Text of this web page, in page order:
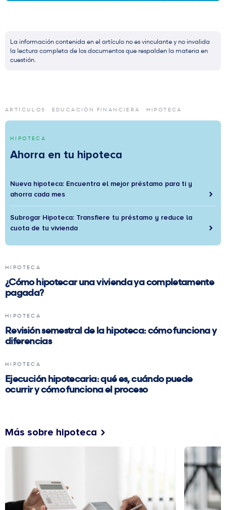
La información contenida en el artículo no es vinculante y no invalida
la lectura completa de los documentos que respalden la materia en
cuestión.
ARTÍCULOS EDUCACIÓN FINANCIERA HIPOTECA
HIPOTECA
Ahorra en tu hipoteca
Nueva hipoteca: Encuentra el mejor préstamo para ti y
ahorra cada mes
Subrogar Hipoteca: Transfiere tu préstamo y reduce la
cuota de tu vivienda
HIPOTECA
¿Cómo hipotecar una vivienda ya completamente
pagada?
HIPOTECA
Revisión semestral de la hipoteca: cómo funciona y
diferencias
HIPOTECA
Ejecución hipotecaria: qué es, cuándo puede
ocurrir y cómo funciona el proceso
Más sobre hipoteca